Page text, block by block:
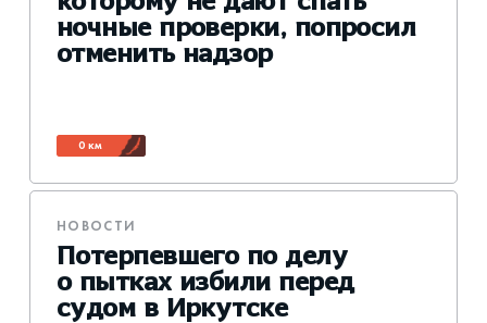
ночные проверки, попросил
отменить надзор
0 км
НОВОСТИ
Потерпевшего по делу
о пытках избили перед
судом в Иркутске